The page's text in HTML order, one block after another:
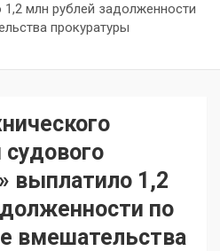
млн рублей задолженности
прокуратуры
выплатило 1,2
по
вмешательства